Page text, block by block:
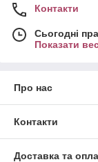
Контакти
Сьогодні
Показати
Про нас
Контакти
Доставка та